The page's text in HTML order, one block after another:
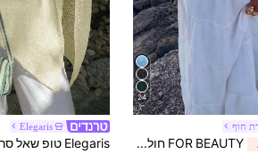
24
חוף
FOR BEAUTY חולצת סריג קיץ חדשה לנשים, סגנון קז'ואל, צבע כחול חלק, כיסוי רחב עם כתפיים חשופות, סגנון בוהמי, מתאימה לחוף ולחופשה
Elegaris